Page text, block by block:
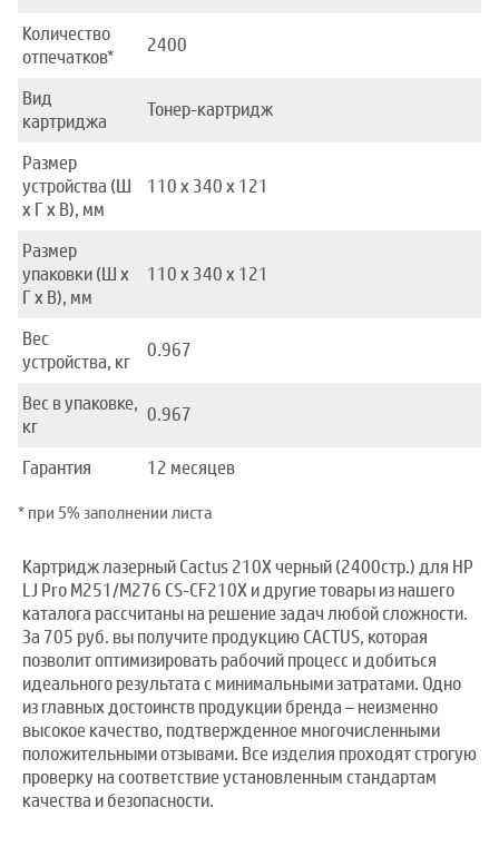
Количество
отпечатков*
2400
Вид
картриджа
Тонер-картридж
Размер
устройства (Ш
x Г x В), мм
110 x 340 x 121
Размер
упаковки (Ш x
Г x В), мм
110 x 340 x 121
Вес
устройства, кг
0.967
Вес в упаковке,
кг
0.967
Гарантия 12 месяцев
* при 5% заполнении листа
Картридж лазерный Cactus 210X черный (2400стр.) для HP
LJ Pro M251/M276 CS-CF210X и другие товары из нашего
каталога рассчитаны на решение задач любой сложности.
За 705 руб. вы получите продукцию CACTUS, которая
позволит оптимизировать рабочий процесс и добиться
идеального результата с минимальными затратами. Одно
из главных достоинств продукции бренда – неизменно
высокое качество, подтвержденное многочисленными
положительными отзывами. Все изделия проходят строгую
проверку на соответствие установленным стандартам
качества и безопасности.